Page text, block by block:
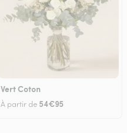
Vert Coton
À partir de 54€95